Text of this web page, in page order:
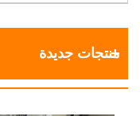
منتجات جديدة